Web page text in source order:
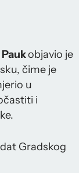
objavio je
čime je
u
i
Gradskog